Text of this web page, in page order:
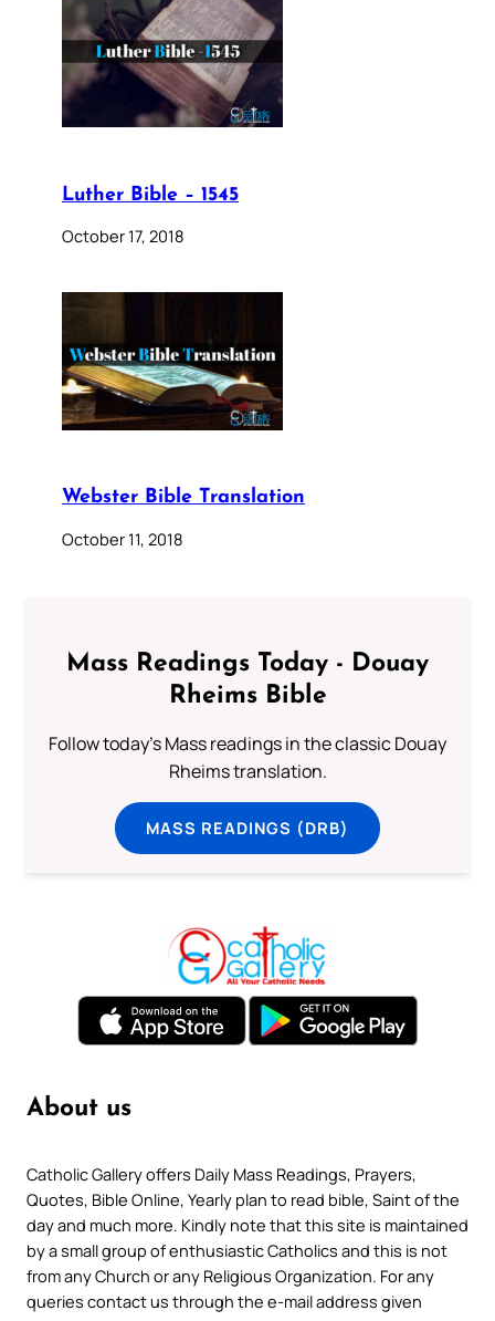
Luther Bible – 1545
October 17, 2018
Webster Bible Translation
October 11, 2018
Mass Readings Today - Douay
Rheims Bible
Follow today's Mass readings in the classic Douay
Rheims translation.
MASS READINGS (DRB)
About us
Catholic Gallery offers Daily Mass Readings, Prayers,
Quotes, Bible Online, Yearly plan to read bible, Saint of the
day and much more. Kindly note that this site is maintained
by a small group of enthusiastic Catholics and this is not
from any Church or any Religious Organization. For any
queries contact us through the e-mail address given